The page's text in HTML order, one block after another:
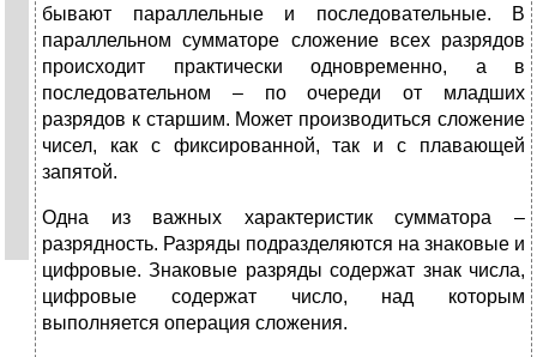
бывают параллельные и последовательные. В
параллельном сумматоре сложение всех разрядов
происходит практически одновременно, а в
последовательном – по очереди от младших
разрядов к старшим. Может производиться сложение
чисел, как с фиксированной, так и с плавающей
запятой.
Одна из важных характеристик сумматора –
разрядность. Разряды подразделяются на знаковые и
цифровые. Знаковые разряды содержат знак числа,
цифровые содержат число, над которым
выполняется операция сложения.